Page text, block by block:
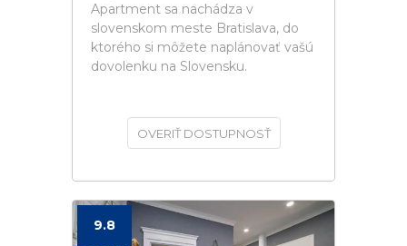
Apartment sa nachádza v
slovenskom meste Bratislava, do
ktorého si môžete naplánovať vašú
dovolenku na Slovensku.
OVERIŤ DOSTUPNOSŤ
9.8